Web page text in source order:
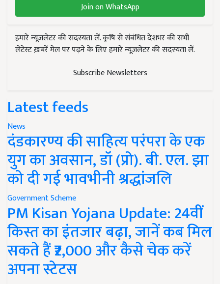
Join on WhatsApp
हमारे न्यूज़लेटर की सदस्यता लें. कृषि से संबंधित देशभर की सभी
लेटेस्ट ख़बरें मेल पर पढ़ने के लिए हमारे न्यूज़लेटर की सदस्यता लें.
Subscribe Newsletters
Latest feeds
News
दंडकारण्य की साहित्य परंपरा के एक
युग का अवसान, डॉ (प्रो). बी. एल. झा
को दी गई भावभीनी श्रद्धांजलि
Government Scheme
PM Kisan Yojana Update: 24वीं
किस्त का इंतजार बढ़ा, जानें कब मिल
सकते हैं ₹2,000 और कैसे चेक करें
अपना स्टेटस